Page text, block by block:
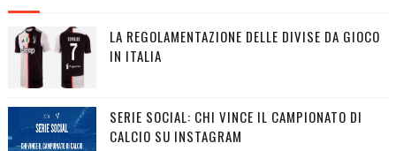
LA REGOLAMENTAZIONE DELLE DIVISE DA GIOCO
IN ITALIA
SERIE SOCIAL: CHI VINCE IL CAMPIONATO DI
CALCIO SU INSTAGRAM